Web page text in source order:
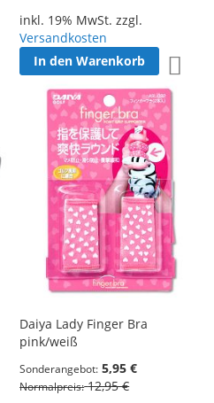
Zur Wunschliste hinzufügen
inkl. 19% MwSt. zzgl.
Versandkosten
In den Warenkorb
Daiya Lady Finger Bra
pink/weiß
Sonderangebot 5,95 €
Normalpreis 12,95 €